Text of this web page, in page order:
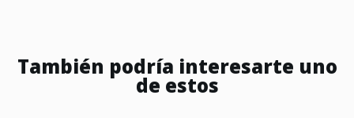
También podría interesarte uno
de estos